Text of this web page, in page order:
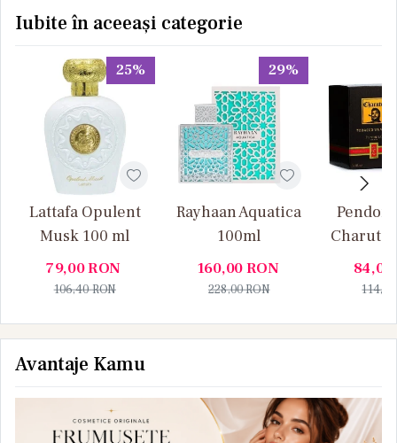
Iubite în aceeași categorie
25%
Lattafa Opulent
Musk 100 ml
79,00RON
106,40RON
29%
Rayhaan Aquatica
100ml
160,00RON
228,00RON
Charuto
84,00
Avantaje Kamu